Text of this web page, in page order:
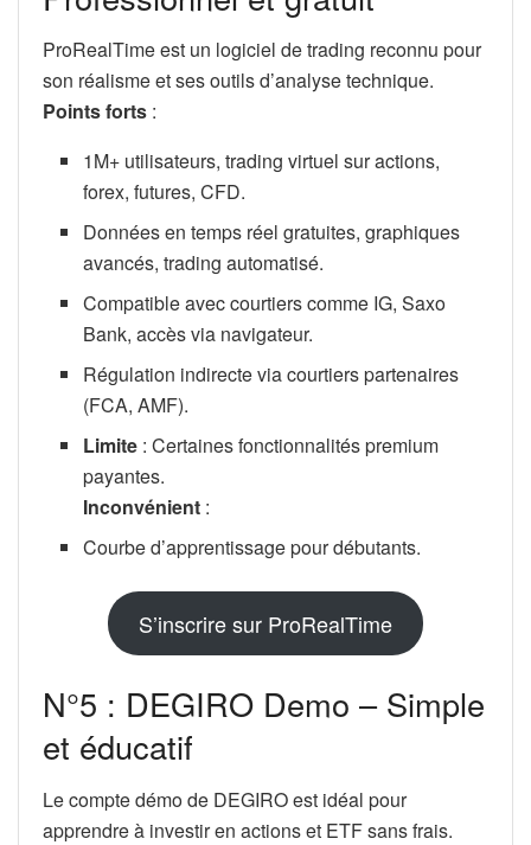
ProRealTime est un logiciel de trading reconnu pour
son réalisme et ses outils d’analyse technique.
Points forts :
1M+ utilisateurs, trading virtuel sur actions,
forex, futures, CFD.
Données en temps réel gratuites, graphiques
avancés, trading automatisé.
Compatible avec courtiers comme IG, Saxo
Bank, accès via navigateur.
Régulation indirecte via courtiers partenaires
(FCA, AMF).
Limite : Certaines fonctionnalités premium
payantes.
Inconvénient :
Courbe d’apprentissage pour débutants.
S’inscrire sur ProRealTime
N°5 : DEGIRO Demo – Simple
et éducatif
Le compte démo de DEGIRO est idéal pour
apprendre à investir en actions et ETF sans frais.